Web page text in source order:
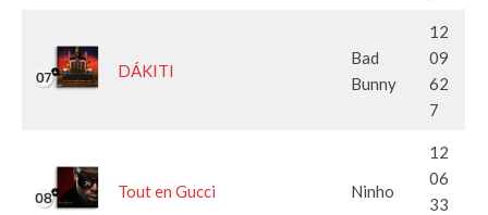
DÁKITI
Bad
Bunny
12
09
62
7
Tout en Gucci Ninho
12
06
33